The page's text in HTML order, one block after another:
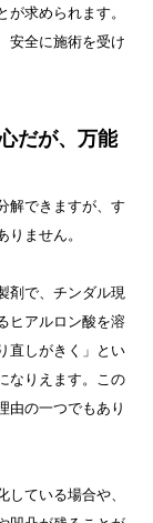
求められます。
安全に施術を受け
だが、万能
解できますが、す
ません。
剤で、チンダル現
ヒアルロン酸を溶
直しがきく」とい
なりえます。この
由の一つでもあり
ている場合や、